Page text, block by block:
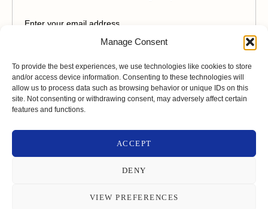
Manage Consent
To provide the best experiences, we use technologies like cookies to store
and/or access device information. Consenting to these technologies will
allow us to process data such as browsing behavior or unique IDs on this
site. Not consenting or withdrawing consent, may adversely affect certain
features and functions.
ACCEPT
DENY
VIEW PREFERENCES
© copyright 2024. All Rights Reserved. Design &
Πολιτική ΑπορρήτουΠολιτική Cookies